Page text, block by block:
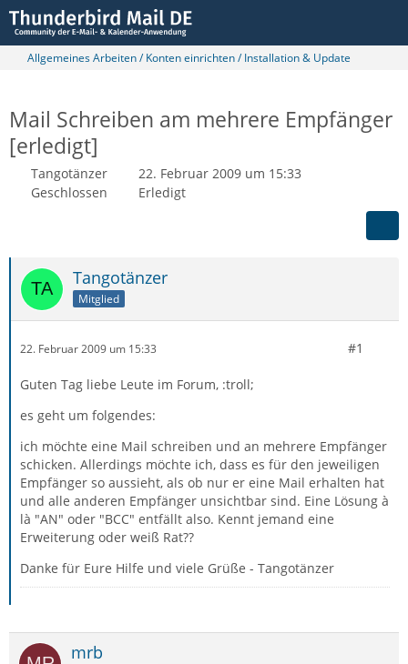
Allgemeines Arbeiten / Konten einrichten / Installation & Update
Mail Schreiben am mehrere Empfänger
[erledigt]
Tangotänzer
22. Februar 2009 um 15:33
Geschlossen
Erledigt
Tangotänzer
Mitglied
22. Februar 2009 um 15:33 #1
Guten Tag liebe Leute im Forum, :troll;
es geht um folgendes:
ich möchte eine Mail schreiben und an mehrere Empfänger
schicken. Allerdings möchte ich, dass es für den jeweiligen
Empfänger so aussieht, als ob nur er eine Mail erhalten hat
und alle anderen Empfänger unsichtbar sind. Eine Lösung à
là "AN" oder "BCC" entfällt also. Kennt jemand eine
Erweiterung oder weiß Rat??
Danke für Eure Hilfe und viele Grüße - Tangotänzer
mrb